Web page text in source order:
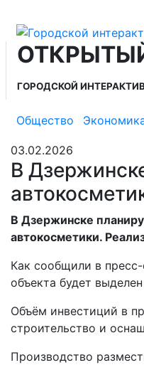
ГОРОДСКОЙ
Общество
03.02.2026
В
В Дзержинске
автокосметики.
Как сообщили в
объекта будет
Объём инвестиций в
строительство и
Производство